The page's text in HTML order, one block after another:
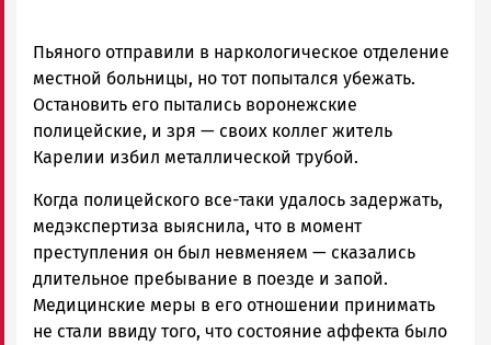
Пьяного отправили в наркологическое отделение
местной больницы, но тот попытался убежать.
Остановить его пытались воронежские
полицейские, и зря — своих коллег житель
Карелии избил металлической трубой.
Когда полицейского все-таки удалось задержать,
медэкспертиза выяснила, что в момент
преступления он был невменяем — сказались
длительное пребывание в поезде и запой.
Медицинские меры в его отношении принимать
не стали ввиду того, что состояние аффекта было